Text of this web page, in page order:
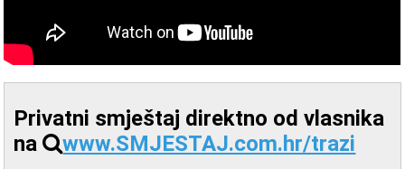
Privatni smještaj direktno od vlasnika
na
www.SMJESTAJ.com.hr/trazi